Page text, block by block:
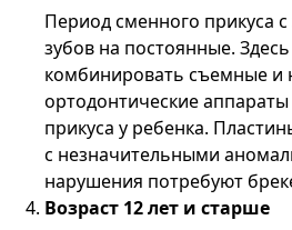
Период сменного прикуса
зубов на постоянные.
комбинировать съемные и
ортодонтические
прикуса у ребенка.
с незначительными
нарушения потребуют
Возраст 12 лет и старше